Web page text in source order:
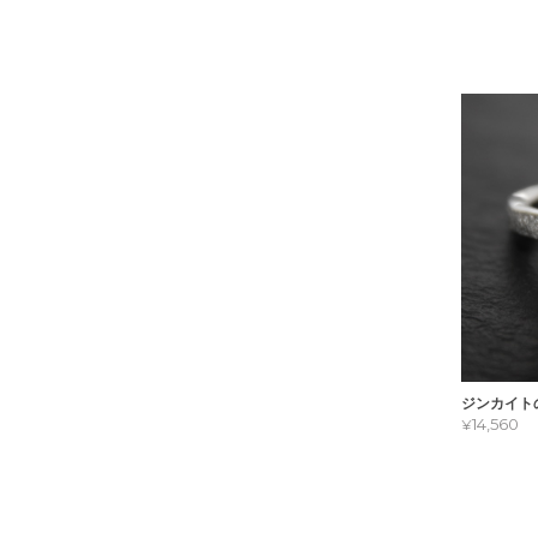
ジンカイト
¥14,560